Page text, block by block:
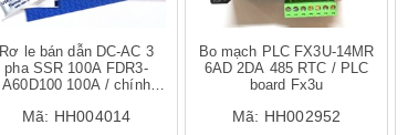
Rơ le bán dẫn DC-AC 3
pha SSR 100A FDR3-
A60D100 100A / chính
D48100Z
Mã: HH004014
Bo mạch PLC FX3U-14MR
6AD 2DA 485 RTC / PLC
board Fx3u
Mã: HH002952